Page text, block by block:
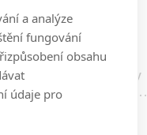
a analýze
fungování
obsahu
údaje pro
linka STILO - Claygrey
- dvířka na myčku (ZM
Kód:2000000573625